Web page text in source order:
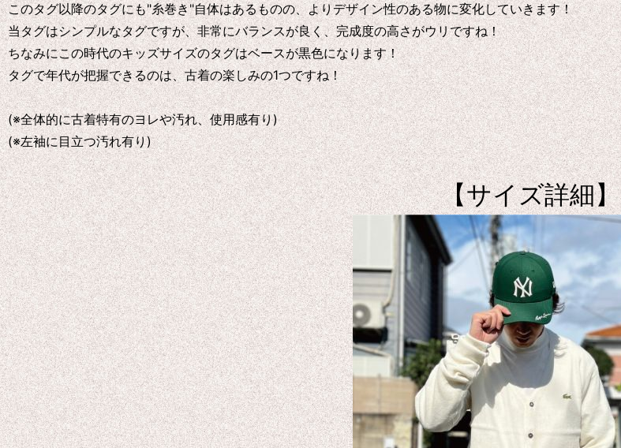
このタグ以降のタグにも"糸巻き"自体はあるものの、よりデザイン性のある物に変化していきます！
当タグはシンプルなタグですが、非常にバランスが良く、完成度の高さがウリですね！
ちなみにこの時代のキッズサイズのタグはベースが黒色になります！
タグで年代が把握できるのは、古着の楽しみの1つですね！
(※全体的に古着特有のヨレや汚れ、使用感有り)
(※左袖に目立つ汚れ有り)
【サイズ詳細】